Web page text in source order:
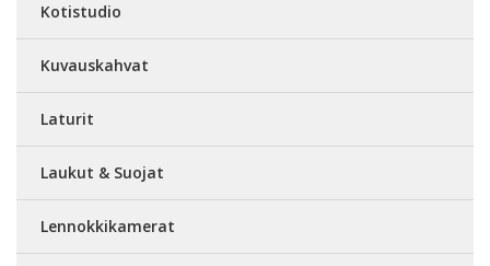
Kotistudio
Kuvauskahvat
Laturit
Laukut & Suojat
Lennokkikamerat